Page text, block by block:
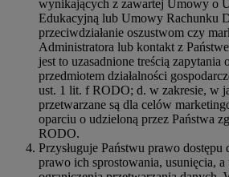
wynikających z zawartej Umowy o
Edukacyjną lub Umowy Rachunku
przeciwdziałanie oszustwom czy
Administratora lub kontakt z
jest to uzasadnione treścią zapytania
przedmiotem działalności
ust. 1 lit. f RODO; d. w zakresie, w
przetwarzane są dla celów
oparciu o udzieloną przez Państwa
RODO.
Przysługuje Państwu prawo
prawo ich sprostowania, usunięcia, a